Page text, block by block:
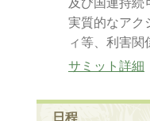
及び国連持続
実質的なアク
ィ等、利害関
サミット詳細
日程